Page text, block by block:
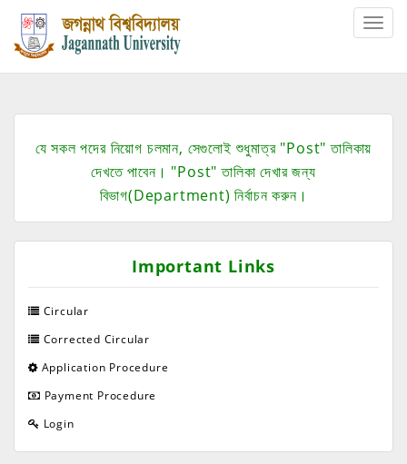
Toggle
যে সকল পদের নিয়োগ চলমান, সেগুলোই শুধুমাত্র "Post" তালিকায়
দেখতে পাবেন। "Post" তালিকা দেখার জন্য
বিভাগ(Department) নির্বাচন করুন।
Important Links
Circular
Corrected Circular
Application Procedure
Payment Procedure
Login